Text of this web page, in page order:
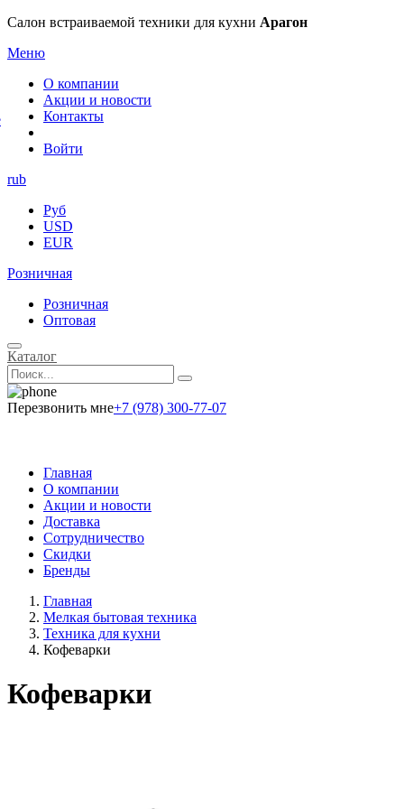
Салон встраиваемой техники для кухни Арагон
Меню
О компании
Акции и новости
Контакты
Войти
rub
Руб
USD
EUR
Розничная
Розничная
Оптовая
Каталог
Перезвонить мне+7 (978) 300-77-07
Главная
О компании
Акции и новости
Доставка
Сотрудничество
Скидки
Бренды
Главная
Мелкая бытовая техника
Техника для кухни
Кофеварки
Кофеварки